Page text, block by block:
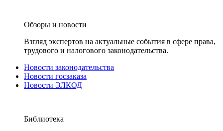
Обзоры и новости
Взгляд экспертов на актуальные события в сфере права,
трудового и налогового законодательства.
Новости законодательства
Новости госзаказа
Новости ЭЛКОД
Библиотека